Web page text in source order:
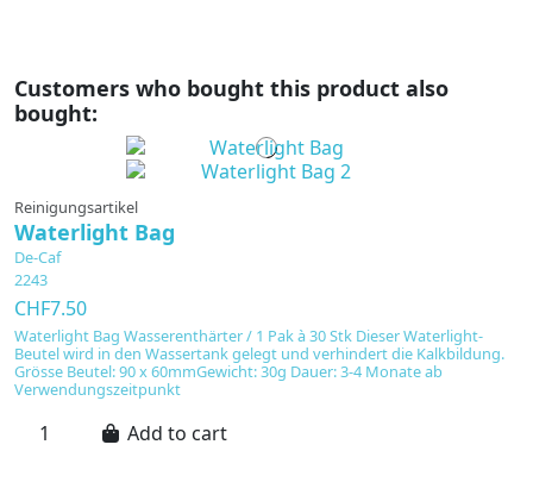
Customers who bought this product also
bought:
Reinigungsartikel
Waterlight Bag
De-Caf
2243
CHF7.50
Waterlight Bag Wasserenthärter / 1 Pak à 30 Stk Dieser Waterlight-
Beutel wird in den Wassertank gelegt und verhindert die Kalkbildung.
Grösse Beutel: 90 x 60mmGewicht: 30g Dauer: 3-4 Monate ab
Verwendungszeitpunkt
Add to cart